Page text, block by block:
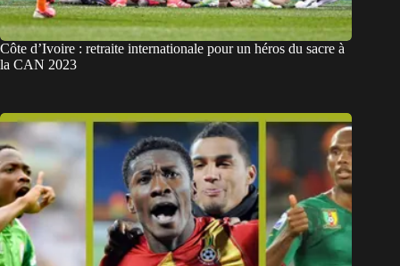
Côte d’Ivoire : retraite internationale pour un héros du sacre à
la CAN 2023